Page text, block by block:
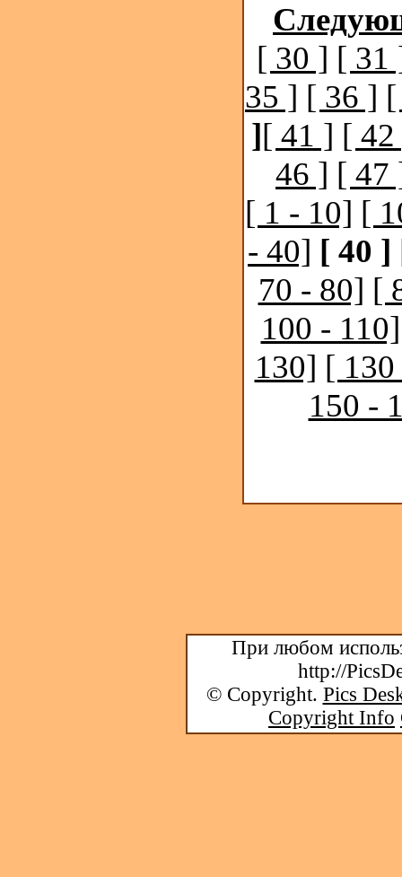
[ 30 ] [ 31
35 ] [ 36 ]
][ 41 ] [
46 ] [ 47
[ 1 - 10] [
- 40] [ 40 ]
70 - 80] [
100 - 110]
130] [
150 -
При любом
http://
© Copyright. Pics
Copyright Info